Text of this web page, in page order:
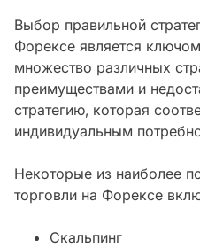
Выбор правильной
Форексе является
множество различных
преимуществами и
стратегию‚ которая
индивидуальным
Некоторые из наиболее
торговли на Форексе
Скальпинг